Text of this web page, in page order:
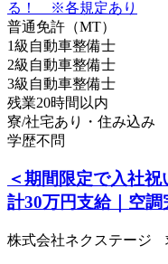
普通免許（MT）
1級自動車整備士
2級自動車整備士
3級自動車整備士
残業20時間以内
寮/社宅あり・住み込み
学歴不問
＜期間限定で入社
計30万円支給｜空調
株式会社ネクステージ